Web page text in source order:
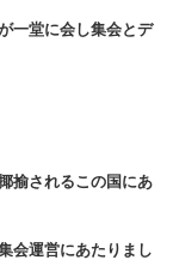
一堂に会し集会とデ
揄されるこの国にあ
会運営にあたりまし